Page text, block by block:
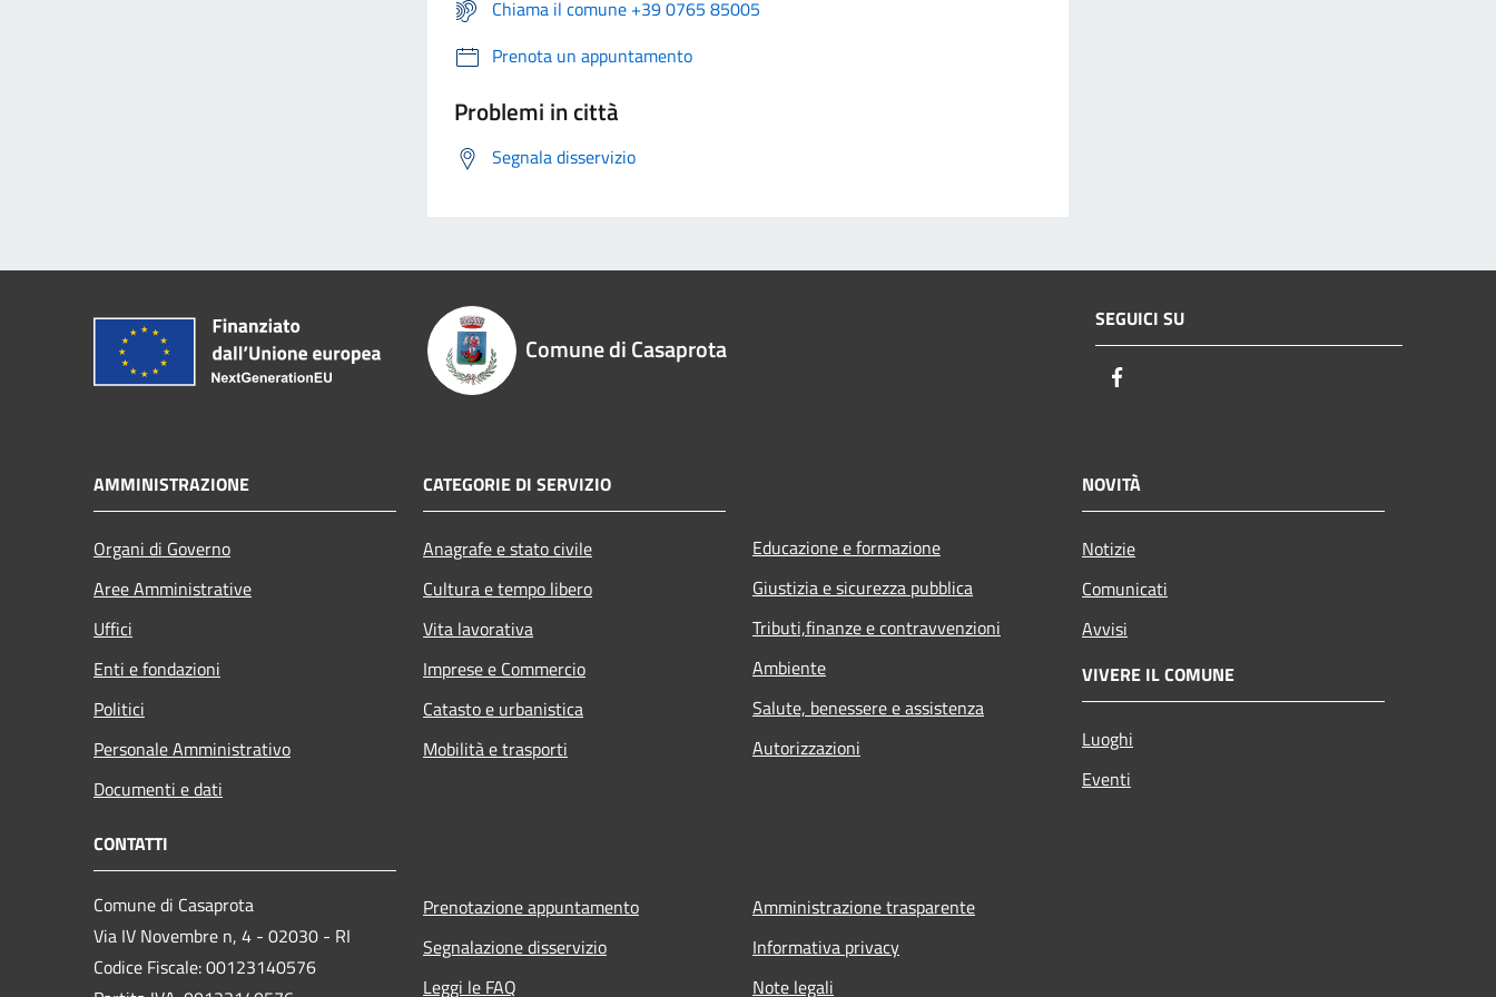
Chiama il comune +39 0765 85005
Prenota un appuntamento
Problemi in città
Segnala disservizio
Comune di Casaprota
SEGUICI SU
AMMINISTRAZIONE
Organi di Governo
Aree Amministrative
Uffici
Enti e fondazioni
Politici
Personale Amministrativo
Documenti e dati
CATEGORIE DI SERVIZIO
Anagrafe e stato civile
Cultura e tempo libero
Vita lavorativa
Imprese e Commercio
Catasto e urbanistica
Mobilità e trasporti
Educazione e formazione
Giustizia e sicurezza pubblica
Tributi,finanze e contravvenzioni
Ambiente
Salute, benessere e assistenza
Autorizzazioni
NOVITÀ
Notizie
Comunicati
Avvisi
VIVERE IL COMUNE
Luoghi
Eventi
CONTATTI
Comune di Casaprota
Via IV Novembre n, 4 - 02030 - RI
Codice Fiscale: 00123140576
Prenotazione appuntamento
Segnalazione disservizio
Leggi le FAQ
Amministrazione trasparente
Informativa privacy
Note legali